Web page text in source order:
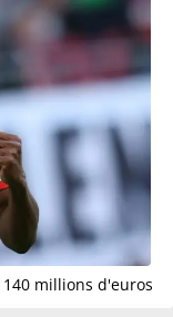
millions d'euros